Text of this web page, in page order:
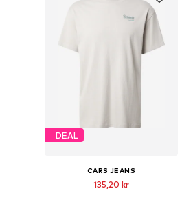
DEAL
CARS JEANS
135,20 kr